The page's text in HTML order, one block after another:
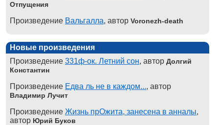
Отпущения
Произведение Вальгалла, автор Voronezh-death
Новые произведения
Произведение 331ф-ок. Летний сон, автор Долгий
Константин
Произведение Едва ль не в каждом..., автор
Владимир Лучит
Произведение Жизнь прОжита, занесена в анналы,
автор Юрий Буков